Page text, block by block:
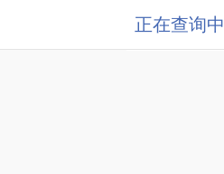
正在查询中